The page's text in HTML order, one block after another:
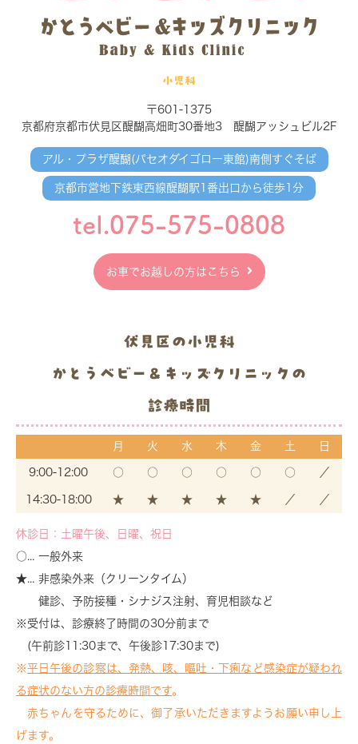
小児科
〒601-1375
京都府京都市伏見区醍醐高畑町30番地3 醍醐アッシュビル2F
アル・プラザ醍醐(パセオダイゴロー東館)南側すぐそば
京都市営地下鉄東西線醍醐駅1番出口から徒歩1分
tel.075-575-0808
お車でお越しの方はこちら
伏見区の小児科
かとうベビー＆キッズクリニックの
診療時間
月 火 水 木 金 土 日
9:00-12:00 ○ ○ ○ ○ ○ ○ ／
14:30-18:00 ★ ★ ★ ★ ★ ／ ／
休診日：土曜午後、日曜、祝日
○... 一般外来
★... 非感染外来（クリーンタイム）
健診、予防接種・シナジス注射、育児相談など
※受付は、診療終了時間の30分前まで
(午前診11:30まで、午後診17:30まで)
※平日午後の診察は、発熱、咳、嘔吐・下痢など感染症が疑われ
る症状のない方の診療時間です。
赤ちゃんを守るために、御了承いただきますようお願い申し上
げます。